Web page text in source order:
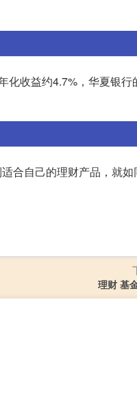
化收益约4.7%，华夏银行
合自己的理财产品，就如
理财 基